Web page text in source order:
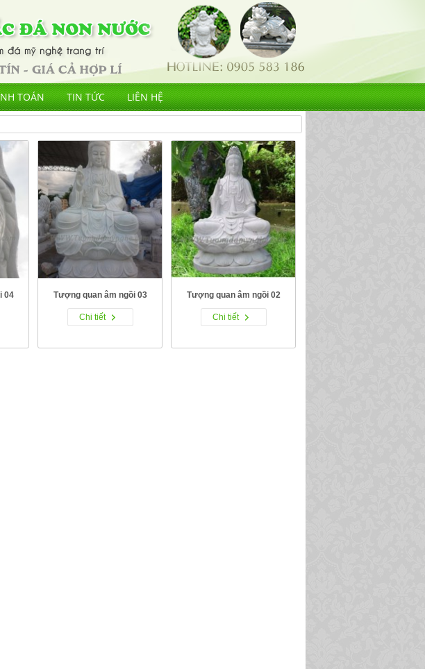
TOÁN TIN TỨC LIÊN HỆ
04 Tượng quan âm ngồi 03
Chi tiết
Tượng quan âm ngồi 02
Chi tiết